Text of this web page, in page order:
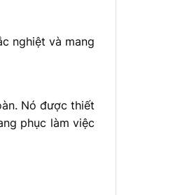
nghiệt và mang
Nó được thiết
phục làm việc